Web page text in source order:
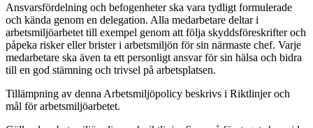
Ansvarsfördelning och befogenheter ska vara tydligt formulerade
och kända genom en delegation. Alla medarbetare deltar i
arbetsmiljöarbetet till exempel genom att följa skyddsföreskrifter och
påpeka risker eller brister i arbetsmiljön för sin närmaste chef. Varje
medarbetare ska även ta ett personligt ansvar för sin hälsa och bidra
till en god stämning och trivsel på arbetsplatsen.
Tillämpning av denna Arbetsmiljöpolicy beskrivs i Riktlinjer och
mål för arbetsmiljöarbetet.